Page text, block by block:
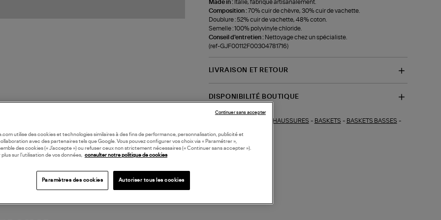
Made in : Italie, fabriqué artisanalement.
Composition :70% cuir de chèvre, 30% cuir de vachette.
Doublure : 52% cuir de vachette, 48% coton.
Semelle : 100% polyvinyle chloride.
Conseil d'entretien : Nettoyage chez un spécialiste.
(ref-GJF00112F00304781716)
LIVRAISON ET RETOUR
DISPONIBILITÉ BOUTIQUE
CHAUSSURES - BASKETS - BASKETS BASSES -
BASKETS COLOREES
utilise des cookies et technologies similaires à des fins de performance, personnalisation, publicité et
avec des partenaires tels que Google. Vous pouvez configurer vos choix via « Paramétrer »,
des cookies (« J’accepte ») ou refuser ceux non strictement nécessaires (« Continuer sans accepter »).
plus sur l’utilisation de vos données, consulter notre politique de cookies
Paramètres des cookies Autoriser tous les cookies
Continuer sans accepter